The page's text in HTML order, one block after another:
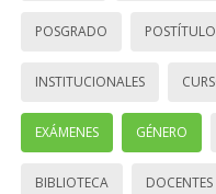
POSGRADO
INSTITUCIONALES
EXÁMENES GÉNERO
BIBLIOTECA DOCENTES